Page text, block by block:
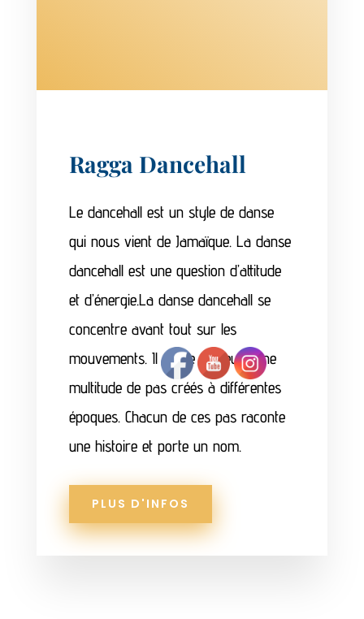
Ragga Dancehall
Le dancehall est un style de danse
qui nous vient de Jamaïque. La danse
dancehall est une question d’attitude
et d’énergie.La danse dancehall se
concentre avant tout sur les
mouvements.Il existe d’ailleurs une
multitude de pas créés à différentes
époques. Chacun de ces pas raconte
une histoire et porte un nom.
PLUS D'INFOS